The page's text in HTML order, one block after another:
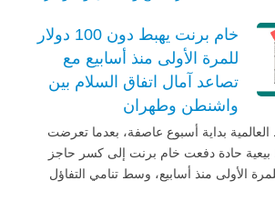
خام برنت يهبط دون 100 دولار
للمرة الأولى منذ أسابيع مع
تصاعد آمال اتفاق السلام بين
واشنطن وطهران
بداية أسبوع عاصفة، بعدما تعرضت
حادة دفعت خام برنت إلى كسر حاجز
للمرة الأولى منذ أسابيع، وسط تنامي التفاؤل